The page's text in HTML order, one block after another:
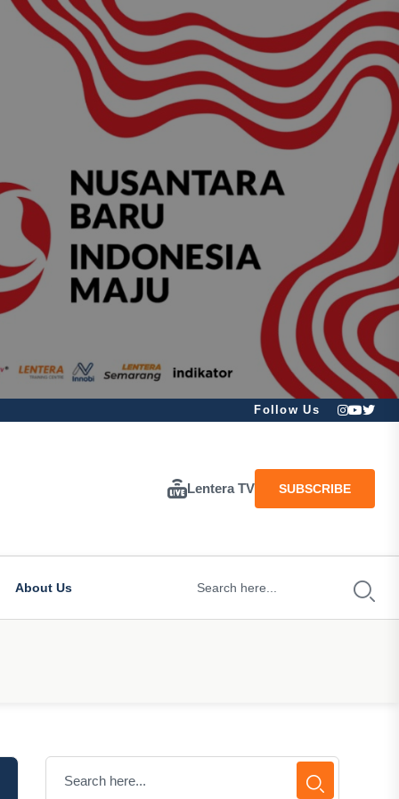
Follow Us
Lentera TV SUBSCRIBE
About Us